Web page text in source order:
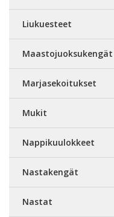
Liukuesteet
Maastojuoksukengät
Marjasekoitukset
Mukit
Nappikuulokkeet
Nastakengät
Nastat